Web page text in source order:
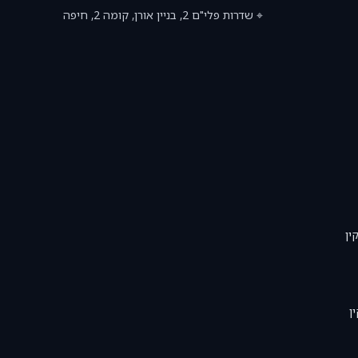
⌖ שדרות פלי"ם 2, בניין אורן, קומה 2, חיפה